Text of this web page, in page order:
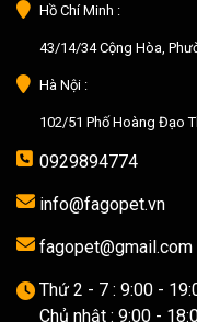
Hồ Chí Minh :
43/14/34 Cộng Hòa,
Hà Nội :
102/51 Phố Hoàng Đạo
0929894774
info@fagopet.vn
fagopet@gmail.com
Thứ 2 - 7 : 9:00 -
Chủ nhật : 9:00 -